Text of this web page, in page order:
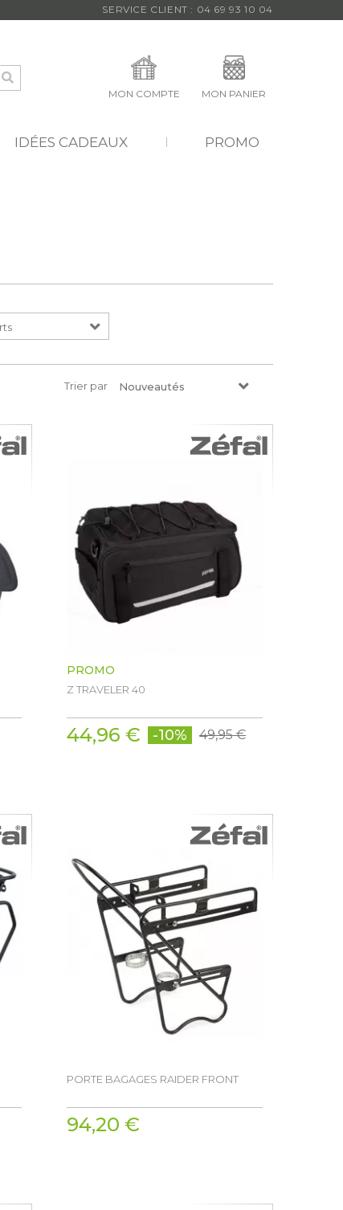
SERVICE CLIENT : 04 69 93 10 04
MON COMPTE MON PANIER
IDÉES CADEAUX PROMO
Trier par Nouveautés
PROMO
Z TRAVELER 40
44,96 € -10% 49,95 €
PORTE BAGAGES RAIDER FRONT
94,20 €